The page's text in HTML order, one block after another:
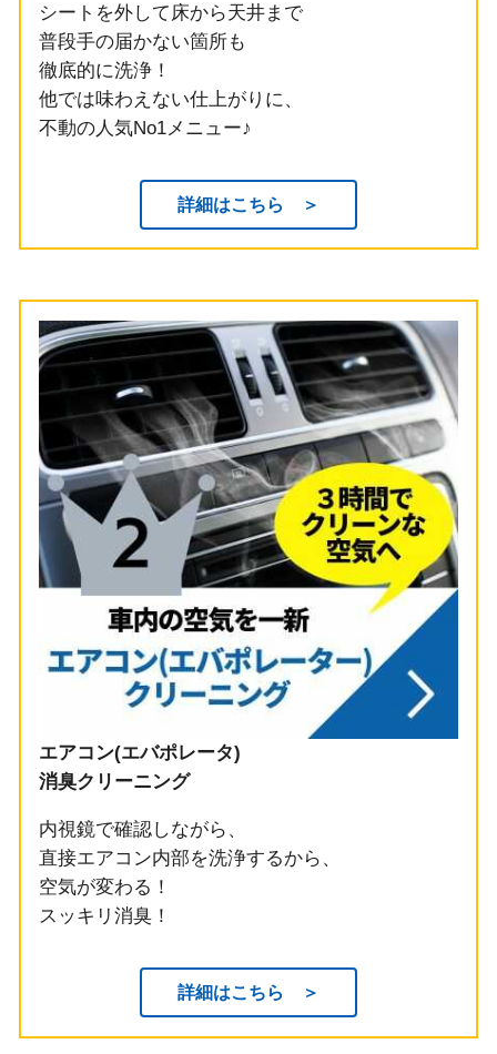
シートを外して床から天井まで
普段手の届かない箇所も
徹底的に洗浄！
他では味わえない仕上がりに、
不動の人気No1メニュー♪
詳細はこちら ＞
エアコン(エバポレータ)
消臭クリーニング
内視鏡で確認しながら、
直接エアコン内部を洗浄するから、
空気が変わる！
スッキリ消臭！
詳細はこちら ＞